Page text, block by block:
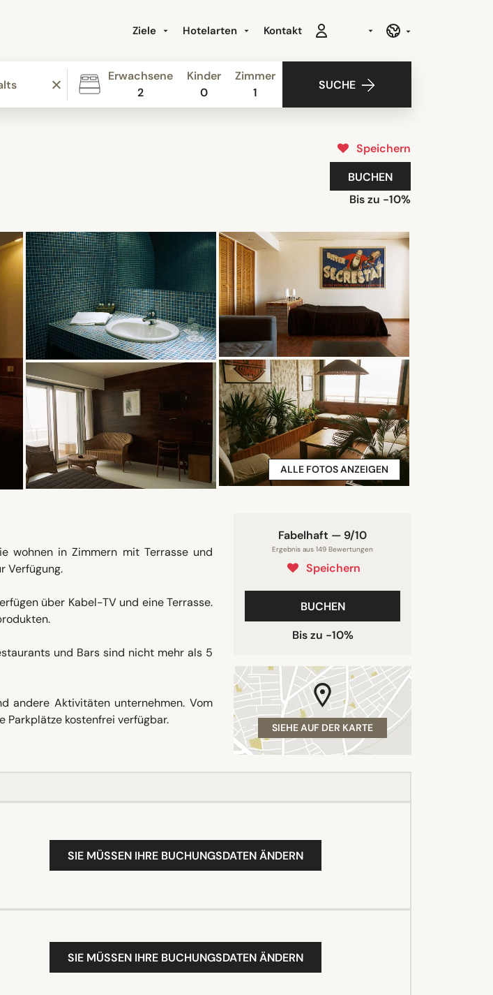
Ziele Hotelarten Kontakt
Erwachsene
2
Kinder
0
Zimmer
1
SUCHE
Speichern
BUCHEN
Bis zu -10%
ALLE FOTOS ANZEIGEN
Fabelhaft — 9/10
Ergebnis aus 149 Bewertungen
Speichern
BUCHEN
Bis zu -10%
SIEHE AUF DER KARTE
wohnen in Zimmern mit Terrasse und
Verfügung.
über Kabel-TV und eine Terrasse.
und Bars sind nicht mehr als 5
andere Aktivitäten unternehmen. Vom
Parkplätze kostenfrei verfügbar.
SIE MÜSSEN IHRE BUCHUNGSDATEN ÄNDERN
SIE MÜSSEN IHRE BUCHUNGSDATEN ÄNDERN